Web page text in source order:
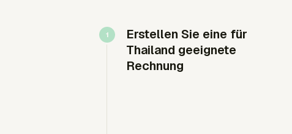
Erstellen Sie eine für
Thailand geeignete
Rechnung